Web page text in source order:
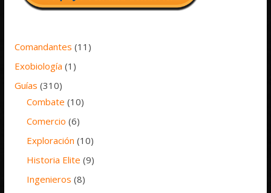
Comandantes (11)
Exobiología (1)
Guías (310)
Combate (10)
Comercio (6)
Exploración (10)
Historia Elite (9)
Ingenieros (8)